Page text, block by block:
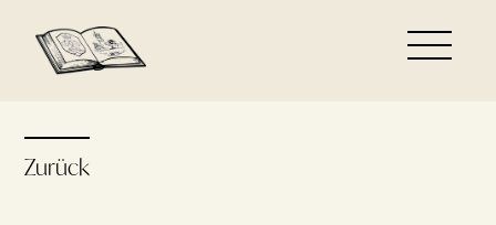
Zurück